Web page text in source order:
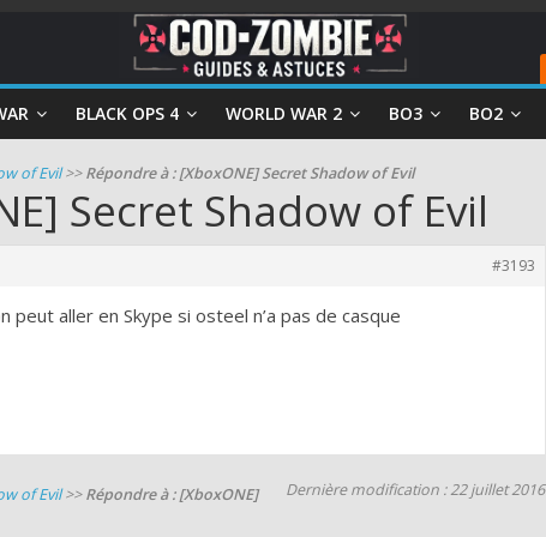
BLACK OPS 4 WORLD WAR 2 BO3 BO2
of Evil>>Répondre à : [XboxONE] Secret Shadow of Evil
Secret Shadow of Evil
#3193
peut aller en Skype si osteel n’a pas de casque
Dernière modification : 22 juillet 2016
of Evil>>Répondre à : [XboxONE]